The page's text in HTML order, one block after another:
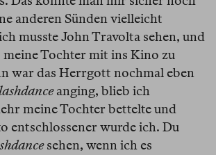
anderen Sünden vielleicht
musste John Travolta sehen, und
meine Tochter mit ins Kino zu
war das Herrgott nochmal eben
anging, blieb ich
meine Tochter bettelte und
entschlossener wurde ich. Du
sehen, wenn ich es